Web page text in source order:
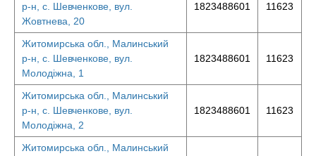
р-н, с. Шевченкове, вул.
Жовтнева, 20
1823488601 11623
Житомирська обл., Малинський
р-н, с. Шевченкове, вул.
Молодіжна, 1
1823488601 11623
Житомирська обл., Малинський
р-н, с. Шевченкове, вул.
Молодіжна, 2
1823488601 11623
Житомирська обл., Малинський